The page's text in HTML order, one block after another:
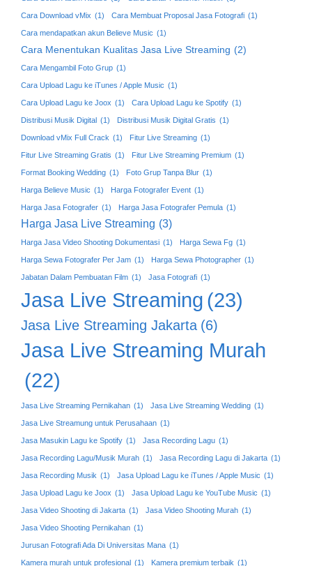
Cara Download vMix (1) Cara Membuat Proposal Jasa Fotografi (1)
Cara mendapatkan akun Believe Music (1)
Cara Menentukan Kualitas Jasa Live Streaming (2)
Cara Mengambil Foto Grup (1)
Cara Upload Lagu ke iTunes / Apple Music (1)
Cara Upload Lagu ke Joox (1) Cara Upload Lagu ke Spotify (1)
Distribusi Musik Digital (1) Distribusi Musik Digital Gratis (1)
Download vMix Full Crack (1) Fitur Live Streaming (1)
Fitur Live Streaming Gratis (1) Fitur Live Streaming Premium (1)
Format Booking Wedding (1) Foto Grup Tanpa Blur (1)
Harga Believe Music (1) Harga Fotografer Event (1)
Harga Jasa Fotografer (1) Harga Jasa Fotografer Pemula (1)
Harga Jasa Live Streaming (3)
Harga Jasa Video Shooting Dokumentasi (1) Harga Sewa Fg (1)
Harga Sewa Fotografer Per Jam (1) Harga Sewa Photographer (1)
Jabatan Dalam Pembuatan Film (1) Jasa Fotografi (1)
Jasa Live Streaming (23)
Jasa Live Streaming Jakarta (6)
Jasa Live Streaming Murah
(22)
Jasa Live Streaming Pernikahan (1) Jasa Live Streaming Wedding (1)
Jasa Live Streamung untuk Perusahaan (1)
Jasa Masukin Lagu ke Spotify (1) Jasa Recording Lagu (1)
Jasa Recording Lagu/Musik Murah (1) Jasa Recording Lagu di Jakarta (1)
Jasa Recording Musik (1) Jasa Upload Lagu ke iTunes / Apple Music (1)
Jasa Upload Lagu ke Joox (1) Jasa Upload Lagu ke YouTube Music (1)
Jasa Video Shooting di Jakarta (1) Jasa Video Shooting Murah (1)
Jasa Video Shooting Pernikahan (1)
Jurusan Fotografi Ada Di Universitas Mana (1)
Kamera murah untuk profesional (1) Kamera premium terbaik (1)